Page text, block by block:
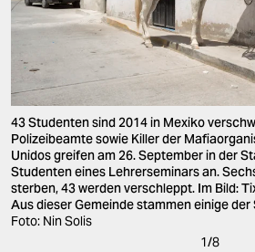
43 Studenten sind 2014 in Mexiko
Polizeibeamte sowie Killer der
Unidos greifen am 26. September in der
Studenten eines Lehrerseminars an.
sterben, 43 werden verschleppt. Im Bild:
Aus dieser Gemeinde stammen einige
Foto: Nin Solis
1/8